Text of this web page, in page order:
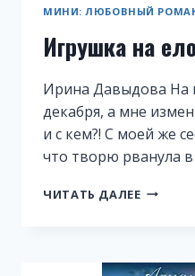
МИНИ: ЛЮБОВНЫЙ
Игрушка на
Ирина Давыдова На
декабря, а мне
и с кем?! С моей же
что творю рванула
ЧИТАТЬ ДАЛЕЕ ИГРУШКА